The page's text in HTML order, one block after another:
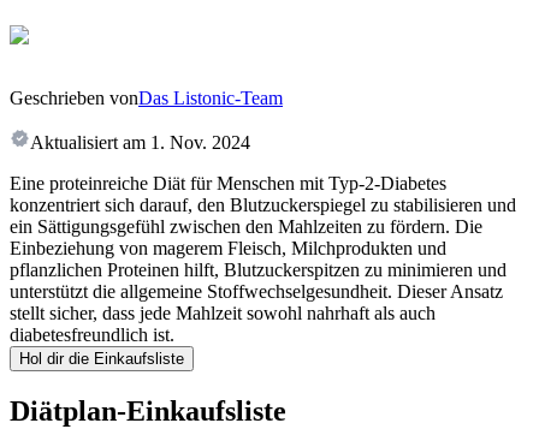
Geschrieben vonDas Listonic-Team
Aktualisiert am 1. Nov. 2024
Eine proteinreiche Diät für Menschen mit Typ-2-Diabetes
konzentriert sich darauf, den Blutzuckerspiegel zu stabilisieren und
ein Sättigungsgefühl zwischen den Mahlzeiten zu fördern. Die
Einbeziehung von magerem Fleisch, Milchprodukten und
pflanzlichen Proteinen hilft, Blutzuckerspitzen zu minimieren und
unterstützt die allgemeine Stoffwechselgesundheit. Dieser Ansatz
stellt sicher, dass jede Mahlzeit sowohl nahrhaft als auch
diabetesfreundlich ist.
Hol dir die Einkaufsliste
Diätplan-Einkaufsliste